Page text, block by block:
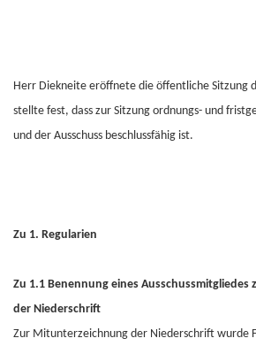
Herr Diekneite eröffnete die öffentliche Sitzung
stellte fest, dass zur Sitzung ordnungs- und
und der Ausschuss beschlussfähig ist.
Zu 1. Regularien
Zu 1.1 Benennung eines
der Niederschrift
Zur Mitunterzeichnung der Niederschrift wurde